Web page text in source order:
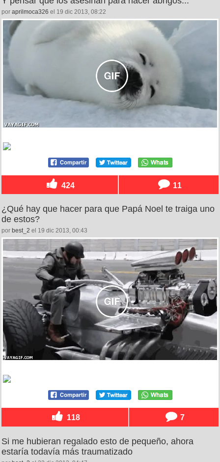
por aprilmoca326 el 19 dic 2013, 08:22
424 11
¿Qué hay que hacer para que Papá Noel te traiga uno
de estos?
por best_2 el 19 dic 2013, 00:43
118 7
Si me hubieran regalado esto de pequeño, ahora
estaría todavía más traumatizado